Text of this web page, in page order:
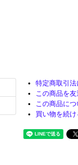
特定商取引法
この商品を
この商品に
買い物を続け